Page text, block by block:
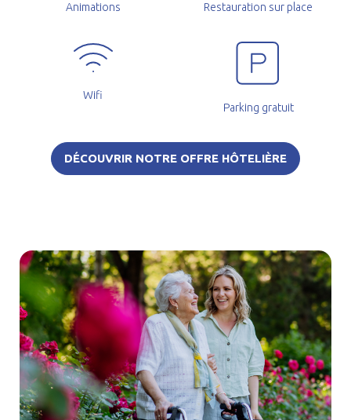
Animations Restauration sur place
Wifi
Parking gratuit
DÉCOUVRIR NOTRE OFFRE HÔTELIÈRE